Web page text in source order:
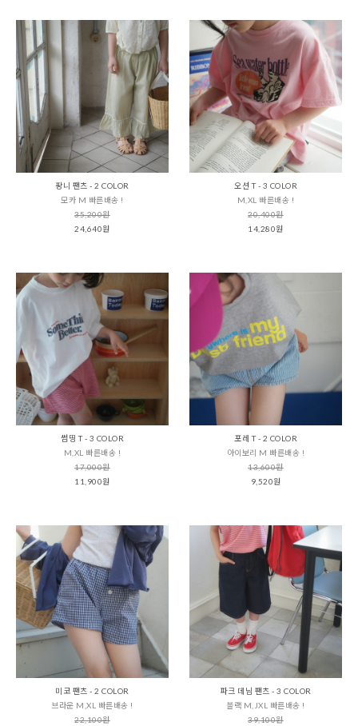
팡니 팬츠 - 2 COLOR
모카 M 빠른배송 !
35,200원
24,640원
오션 T - 3 COLOR
M,XL 빠른배송 !
20,400원
14,280원
썸띵 T - 3 COLOR
M,XL 빠른배송 !
17,000원
11,900원
포레 T - 2 COLOR
아이보리 M 빠른배송 !
13,600원
9,520원
미코 팬츠 - 2 COLOR
브라운 M,XL 빠른배송 !
22,100원
파크 데님 팬츠 - 3 COLOR
블랙 M,JXL 빠른배송 !
39,100원